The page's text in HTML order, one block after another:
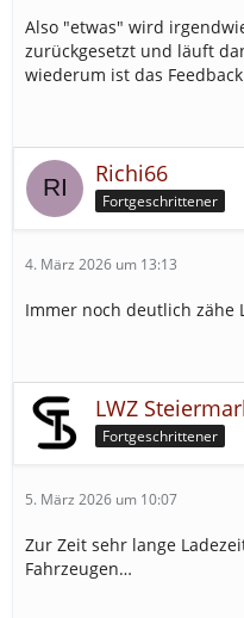
Also "etwas" wird
zurückgesetzt und läuft
wiederum ist das
Richi66
Fortgeschrittener
4. März 2026 um 13:13
Immer noch deutlich zähe
LWZ
Fortgeschrittener
5. März 2026 um 10:07
Zur Zeit sehr lange
Fahrzeugen…